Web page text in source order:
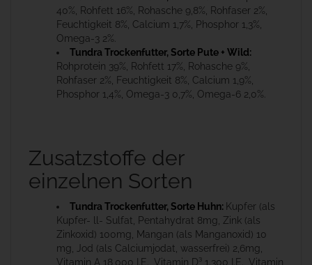
40%, Rohfett 16%, Rohasche 9,8%, Rohfaser 2%,
Feuchtigkeit 8%, Calcium 1,7%, Phosphor 1,3%,
Omega-3 2%.
Tundra Trockenfutter, Sorte Pute + Wild:
Rohprotein 39%, Rohfett 17%, Rohasche 9%,
Rohfaser 2%, Feuchtigkeit 8%, Calcium 1,9%,
Phosphor 1,4%, Omega-3 0,7%, Omega-6 2,0%.
Zusatzstoffe der
einzelnen Sorten
Tundra Trockenfutter, Sorte Huhn: Kupfer (als
Kupfer- ll- Sulfat, Pentahydrat 8mg, Zink (als
Zinkoxid) 100mg, Mangan (als Manganoxid) 10
mg, Jod (als Calciumjodat, wasserfrei) 2,6mg,
Vitamin A 18,000 I.E., Vitamin D³ 1.300 I.E., Vitamin